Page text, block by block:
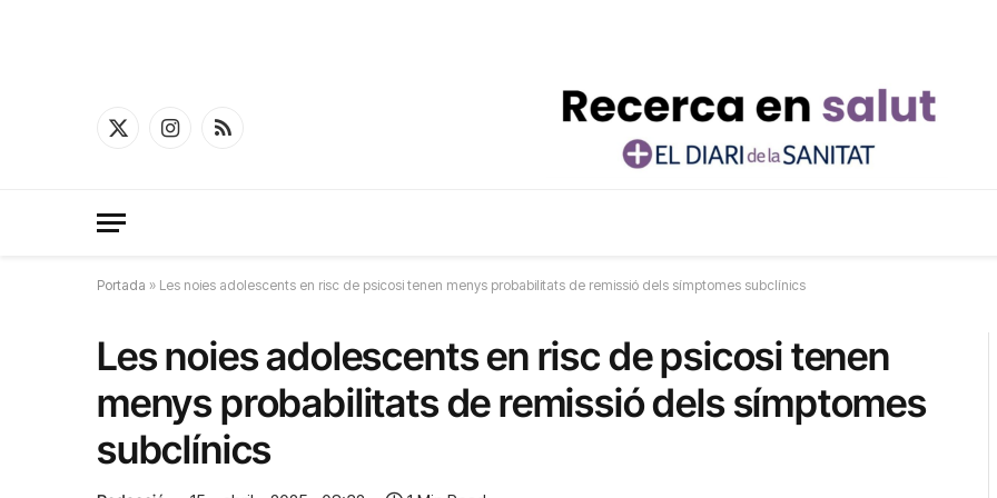
X
InstagramRSS
Portada » Les noies adolescents en risc de psicosi tenen menys probabilitats de remissió dels símptomes subclínics
Les noies adolescents en risc de psicosi tenen
menys probabilitats de remissió dels símptomes
subclínics